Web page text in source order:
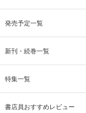
発売予定一覧
新刊・続巻一覧
特集一覧
書店員おすすめレビュー